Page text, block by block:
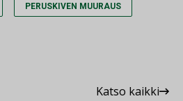
PERUSKIVEN MUURAUS
Katso kaikki